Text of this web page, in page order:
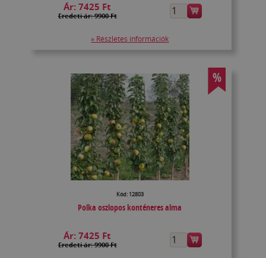
Ár:7425 Ft
Eredeti ár: 9900 Ft
» Részletes információk
%
Kód: 12803
Polka oszlopos konténeres alma
Ár:7425 Ft
Eredeti ár: 9900 Ft